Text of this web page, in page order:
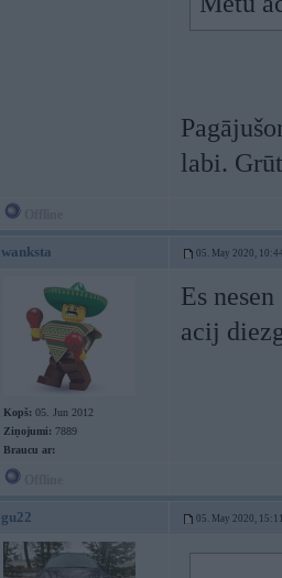
labi.
wanksta 05. May 2020,
Kopš: 05. Jun 2012
Ziņojumi: 7889
Braucu ar:
Es
acij
gu22 05. May 2020,